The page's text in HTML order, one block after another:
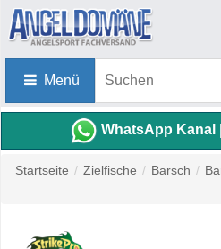
Menü
WhatsApp Kanal
Startseite / Zielfische / Barsch /